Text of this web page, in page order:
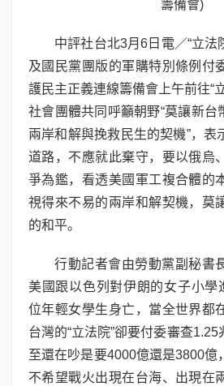
籌備會)
中評社台北3月6日電／“立法
及國民黨團版的軍購特別條例付
護民主正義連線籌備會上午前往“
社會團體共同呼籲朝野“莫讓新台
兩岸和解與挽救民生的契機”，表
道路，不應就此棄守，要以俄烏
爭為鑑，看透美國軍工複合體的
視得來不易的兩岸和解契機，莫
的和平。
行動記者會由勞動黨副秘書
美國跟以色列對伊朗的女子小學
位年輕女學生身亡，當全世界都
台灣的“立法院”卻要付委審查
至還在吵是要4000億還是3800億
不希望戰火出現在台海、出現在